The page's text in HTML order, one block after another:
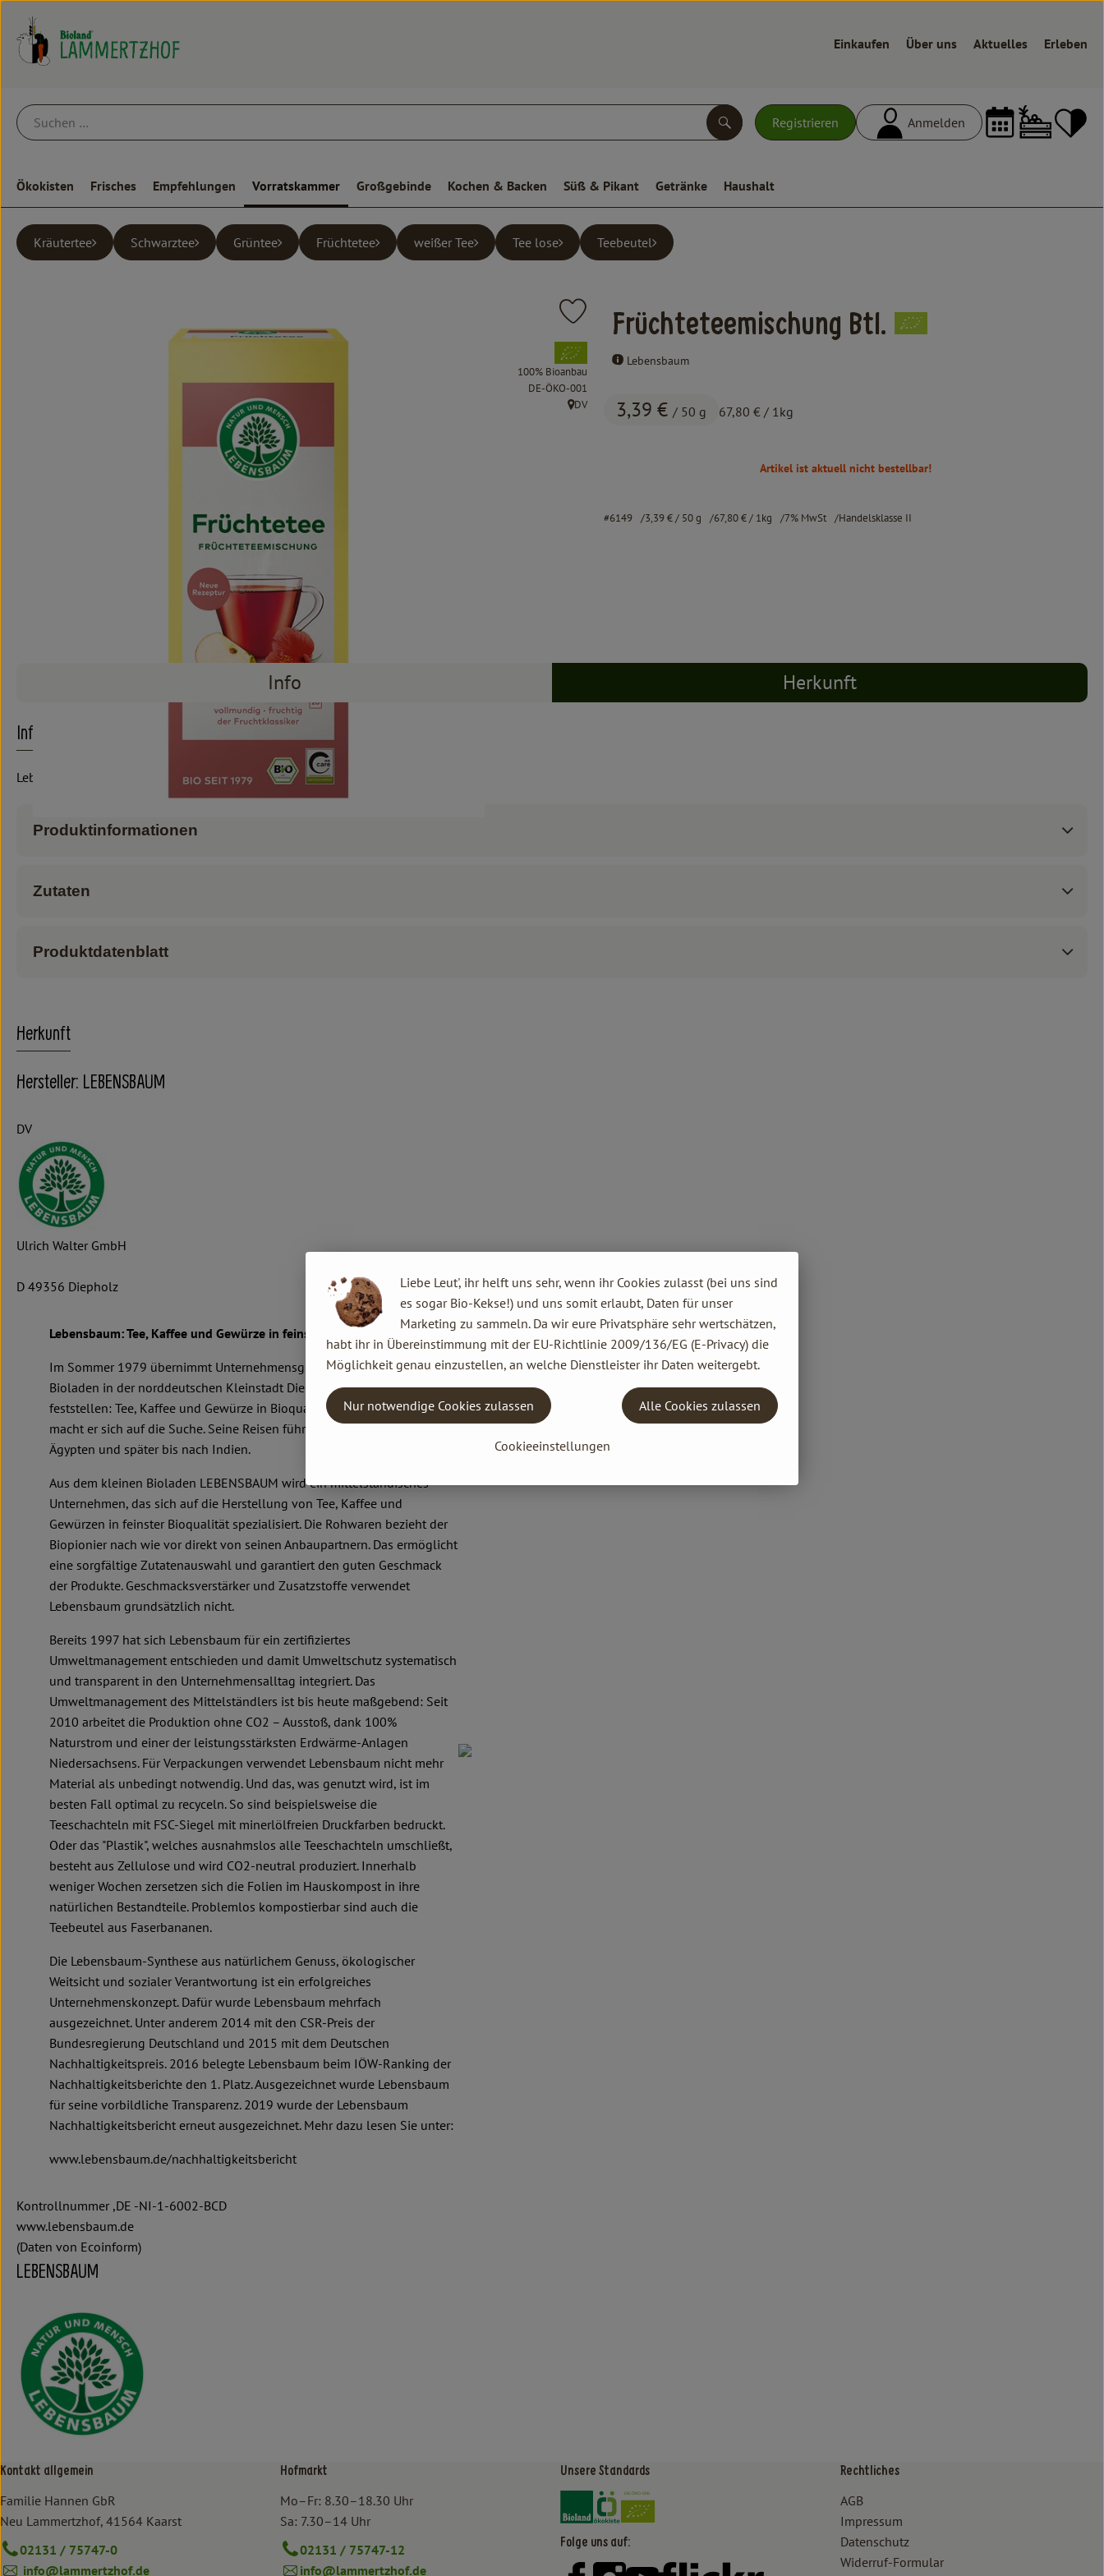
Einkaufen Über uns Aktuelles Erleben
Registrieren Anmelden
Suchen
Ökokisten Frisches Empfehlungen Vorratskammer Großgebinde Kochen & Backen Süß & Pikant Getränke Haushalt
Kräutertee Schwarztee Grüntee Früchtetee weißer Tee Tee lose Teebeutel
Früchteteemischung Btl.
Lebensbaum
3,39 € / 50 g 67,80 € / 1kg
Produkt zu Favouriten hinzufügen
, Verband:
100% Bioanbau
, Kontrollstelle:
DE-ÖKO-001
, Herkunft:
DV
Artikel ist aktuell nicht bestellbar!
#6149 3,39 €/ 50 g 67,80 €/ 1kg 7% MwSt Handelsklasse II
Info Herkunft
Info
Lebensbaum
Produktinformationen
Zutaten
Produktdatenblatt
Herkunft
Hersteller: LEBENSBAUM
DV
Ulrich Walter GmbH
D 49356 Diepholz
Lebensbaum: Tee, Kaffee und Gewürze in feinster Bioqualität
Im Sommer 1979 übernimmt Unternehmensgründer Ulrich Walter einen
Bioladen in der norddeutschen Kleinstadt Diepholz. Schnell muss er
feststellen: Tee, Kaffee und Gewürze in Bioqualität gibt es nicht. Also
macht er sich auf die Suche. Seine Reisen führen ihn nach Südfrankreich,
Ägypten und später bis nach Indien.
Aus dem kleinen Bioladen LEBENSBAUM wird ein mittelständisches
Unternehmen, das sich auf die Herstellung von Tee, Kaffee und
Gewürzen in feinster Bioqualität spezialisiert. Die Rohwaren bezieht der
Biopionier nach wie vor direkt von seinen Anbaupartnern. Das ermöglicht
eine sorgfältige Zutatenauswahl und garantiert den guten Geschmack
der Produkte. Geschmacksverstärker und Zusatzstoffe verwendet
Lebensbaum grundsätzlich nicht.
Bereits 1997 hat sich Lebensbaum für ein zertifiziertes
Umweltmanagement entschieden und damit Umweltschutz systematisch
und transparent in den Unternehmensalltag integriert. Das
Umweltmanagement des Mittelständlers ist bis heute maßgebend: Seit
2010 arbeitet die Produktion ohne CO2 – Ausstoß, dank 100%
Naturstrom und einer der leistungsstärksten Erdwärme-Anlagen
Niedersachsens. Für Verpackungen verwendet Lebensbaum nicht mehr
Material als unbedingt notwendig. Und das, was genutzt wird, ist im
besten Fall optimal zu recyceln. So sind beispielsweise die
Teeschachteln mit FSC-Siegel mit minerlölfreien Druckfarben bedruckt.
Oder das "Plastik", welches ausnahmslos alle Teeschachteln umschließt,
besteht aus Zellulose und wird CO2-neutral produziert. Innerhalb
weniger Wochen zersetzen sich die Folien im Hauskompost in ihre
natürlichen Bestandteile. Problemlos kompostierbar sind auch die
Teebeutel aus Faserbananen.
Die Lebensbaum-Synthese aus natürlichem Genuss, ökologischer
Weitsicht und sozialer Verantwortung ist ein erfolgreiches
Unternehmenskonzept. Dafür wurde Lebensbaum mehrfach
ausgezeichnet. Unter anderem 2014 mit den CSR-Preis der
Bundesregierung Deutschland und 2015 mit dem Deutschen
Nachhaltigkeitspreis. 2016 belegte Lebensbaum beim IÖW-Ranking der
Nachhaltigkeitsberichte den 1. Platz. Ausgezeichnet wurde Lebensbaum
für seine vorbildliche Transparenz. 2019 wurde der Lebensbaum
Nachhaltigkeitsbericht erneut ausgezeichnet. Mehr dazu lesen Sie unter:
www.lebensbaum.de/nachhaltigkeitsbericht
Kontrollnummer ,DE -NI-1-6002-BCD
www.lebensbaum.de
(Daten von Ecoinform)
LEBENSBAUM
Kontakt allgemein
Familie Hannen GbR
Neu Lammertzhof, 41564 Kaarst
02131 / 75747-0
info@lammertzhof.de
Hofmarkt
Mo–Fr: 8.30–18.30 Uhr
Sa: 7.30–14 Uhr
02131 / 75747-12
info@lammertzhof.de
Unsere Standards
Externer Link zu https://www.bioland.de/verbraucher
Externer Link zu https://www.oekokiste.de/
Folge uns auf:
Externer Link zu https://www.facebook.com/lammertzhof/
Externer Link zu https://www.instagram.com/lammertzhof/
Externer Link zu https://www.youtube.com/channel/
Externer Link zu https://www.flickr.com/photos/
Rechtliches
AGB
Impressum
Datenschutz
Widerruf-Formular
Liebe Leut', ihr helft uns sehr, wenn ihr Cookies zulasst (bei uns sind
es sogar Bio-Kekse!) und uns somit erlaubt, Daten für unser
Marketing zu sammeln. Da wir eure Privatsphäre sehr wertschätzen,
habt ihr in Übereinstimmung mit der EU-Richtlinie 2009/136/EG (E-Privacy) die
Möglichkeit genau einzustellen, an welche Dienstleister ihr Daten weitergebt.
Cookieeinstellungen
Nur notwendige Cookies zulassen Alle Cookies zulassen